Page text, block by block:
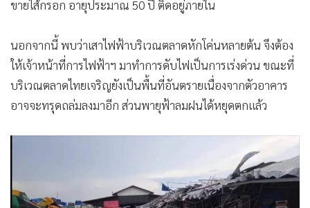
ให้เจ้าหน้าที่การไฟฟ้าฯ มาทำการดับไฟเป็นการเร่งด่วน ขณะที่
บริเวณตลาดไทยเจริญยังเป็นพื้นที่อันตรายเนื่องจากตัวอาคาร
อาจจะทรุดถล่มลงมาอีก ส่วนพายุฟ้าลมฝนได้หยุดตกแล้ว